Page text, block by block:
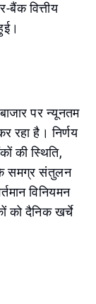
बैंक वित्तीय
पर न्यूनतम
रहा है। निर्णय
की स्थिति,
के समग्र संतुलन
विनियमन
को दैनिक खर्चे